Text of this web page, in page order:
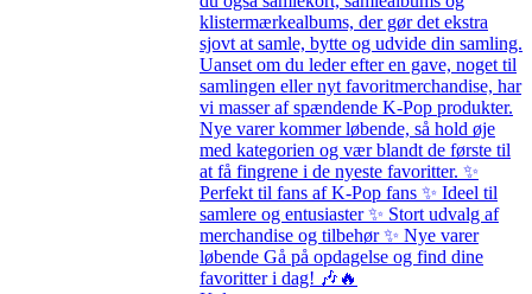
klistermærkealbums, der gør det ekstra
sjovt at samle, bytte og udvide din samling.
Uanset om du leder efter en gave, noget til
samlingen eller nyt favoritmerchandise, har
vi masser af spændende K-Pop produkter.
Nye varer kommer løbende, så hold øje
med kategorien og vær blandt de første til
at få fingrene i de nyeste favoritter. ✨
Perfekt til fans af K-Pop fans ✨ Ideel til
samlere og entusiaster ✨ Stort udvalg af
merchandise og tilbehør ✨ Nye varer
løbende Gå på opdagelse og find dine
favoritter i dag! 🎶🔥